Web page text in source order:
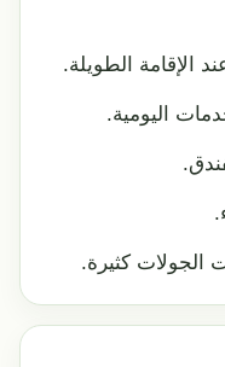
الإقامة الطويلة.
اليومية.
الجولات كثيرة.